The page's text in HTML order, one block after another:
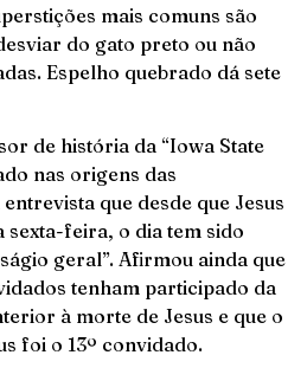
mais comuns são
do gato preto ou não
Espelho quebrado dá sete
de história da “Iowa State
nas origens das
que desde que Jesus
feira, o dia tem sido
geral”. Afirmou ainda que
tenham participado da
à morte de Jesus e que o
foi o 13º convidado.